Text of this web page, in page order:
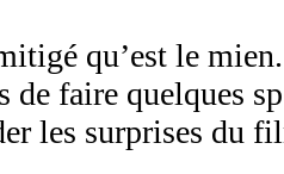
qu’est le
de faire quelques
les surprises du